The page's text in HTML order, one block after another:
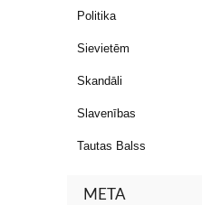
Politika
Sievietēm
Skandāli
Slavenības
Tautas Balss
META